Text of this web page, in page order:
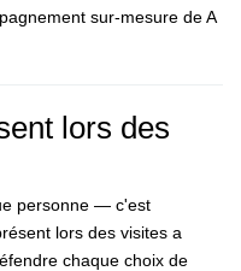
sur-mesure de A
lors des
personne — c'est
lors des visites a
chaque choix de